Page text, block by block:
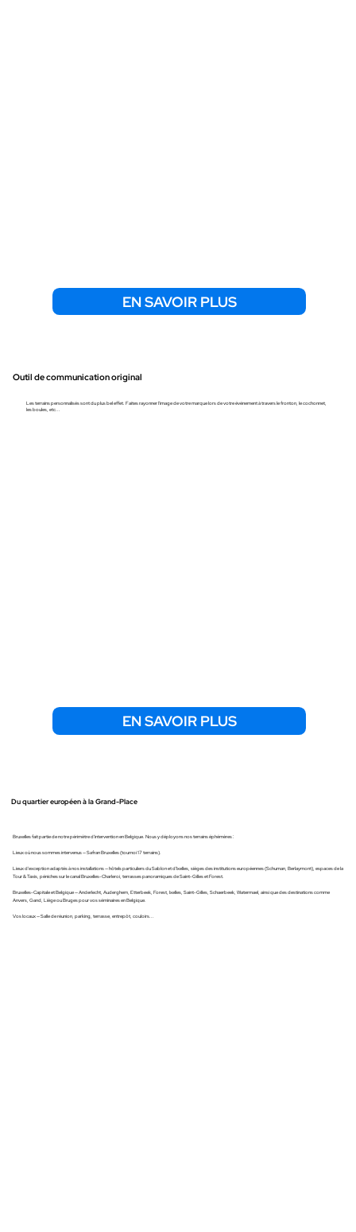
EN SAVOIR PLUS
Outil de communication original
Les terrains personnalisés sont du plus bel effet. Faites rayonner l'image de votre marque lors de votre événement à travers le fronton, le cochonnet,
les boules, etc...
EN SAVOIR PLUS
Du quartier européen à la Grand-Place
Bruxelles fait partie de notre périmètre d'intervention en Belgique. Nous y déployons nos terrains éphémères :
Lieux où nous sommes intervenus — Safran Bruxelles (tournoi 17 terrains).
Lieux d'exception adaptés à nos installations — hôtels particuliers du Sablon et d'Ixelles, sièges des institutions européennes (Schuman, Berlaymont), espaces de la
Tour & Taxis, péniches sur le canal Bruxelles-Charleroi, terrasses panoramiques de Saint-Gilles et Forest.
Bruxelles-Capitale et Belgique — Anderlecht, Auderghem, Etterbeek, Forest, Ixelles, Saint-Gilles, Schaerbeek, Watermael, ainsi que des destinations comme
Anvers, Gand, Liège ou Bruges pour vos séminaires en Belgique.
Vos locaux — Salle de réunion, parking, terrasse, entrepôt, couloirs...